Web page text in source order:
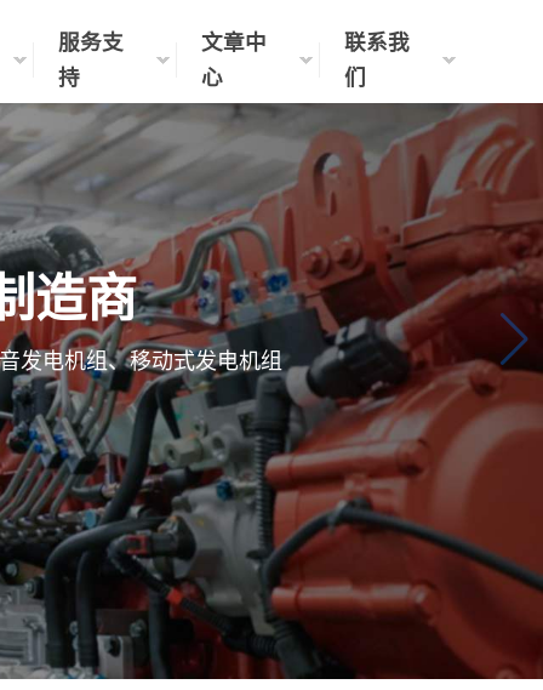
服务支
持
文章中
心
联系我
们
造商
发电机组、移动式发电机组